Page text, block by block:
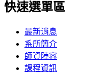
快速選單區
最新消息
系所簡介
師資陣容
課程資訊